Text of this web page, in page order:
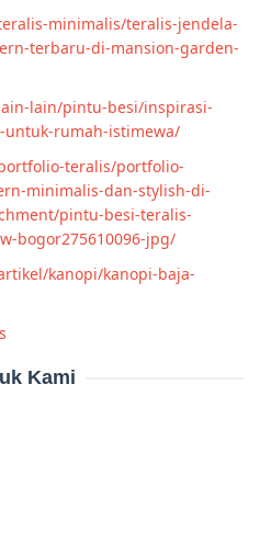
minimalis/teralis-jendela-
terbaru-di-mansion-garden-
lain/pintu-besi/inspirasi-
rumah-istimewa/
teralis/portfolio-
minimalis-dan-stylish-di-
pintu-besi-teralis-
bogor275610096-jpg/
kanopi/kanopi-baja-
Kami